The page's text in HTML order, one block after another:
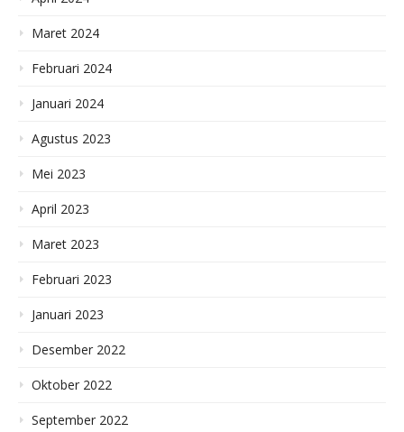
Maret 2024
Februari 2024
Januari 2024
Agustus 2023
Mei 2023
April 2023
Maret 2023
Februari 2023
Januari 2023
Desember 2022
Oktober 2022
September 2022